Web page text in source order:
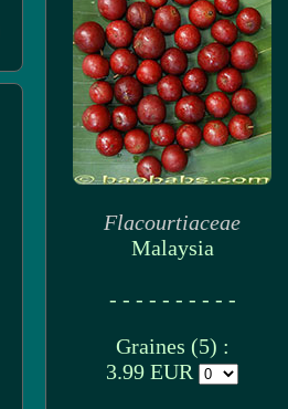
Flacourtiaceae
Malaysia
- - - - - - - - - -
Graines (5) :
3.99 EUR